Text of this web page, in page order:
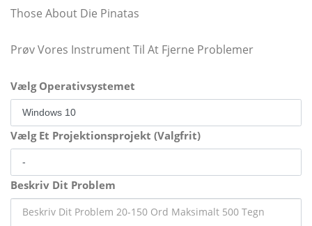
Those About Die Pinatas
Prøv Vores Instrument Til At Fjerne Problemer
Vælg Operativsystemet
Vælg Et Projektionsprojekt (Valgfrit)
Beskriv Dit Problem